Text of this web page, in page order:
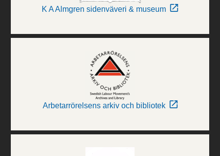
K A Almgren sidenväveri & museum
Arbetarrörelsens arkiv och bibliotek